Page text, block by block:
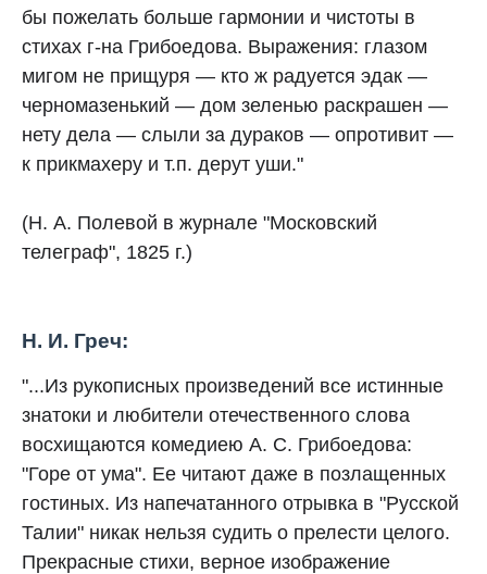
бы пожелать больше гармонии и чистоты в
стихах г-на Грибоедова. Выражения: глазом
мигом не прищуря — кто ж радуется эдак —
черномазенький — дом зеленью раскрашен —
нету дела — слыли за дураков — опротивит —
к прикмахеру и т.п. дерут уши."
(Н. А. Полевой в журнале "Московский
телеграф", 1825 г.)
Н. И. Греч:
"...Из рукописных произведений все истинные
знатоки и любители отечественного слова
восхищаются комедиею А. С. Грибоедова:
"Горе от ума". Ее читают даже в позлащенных
гостиных. Из напечатанного отрывка в "Русской
Талии" никак нельзя судить о прелести целого.
Прекрасные стихи, верное изображение